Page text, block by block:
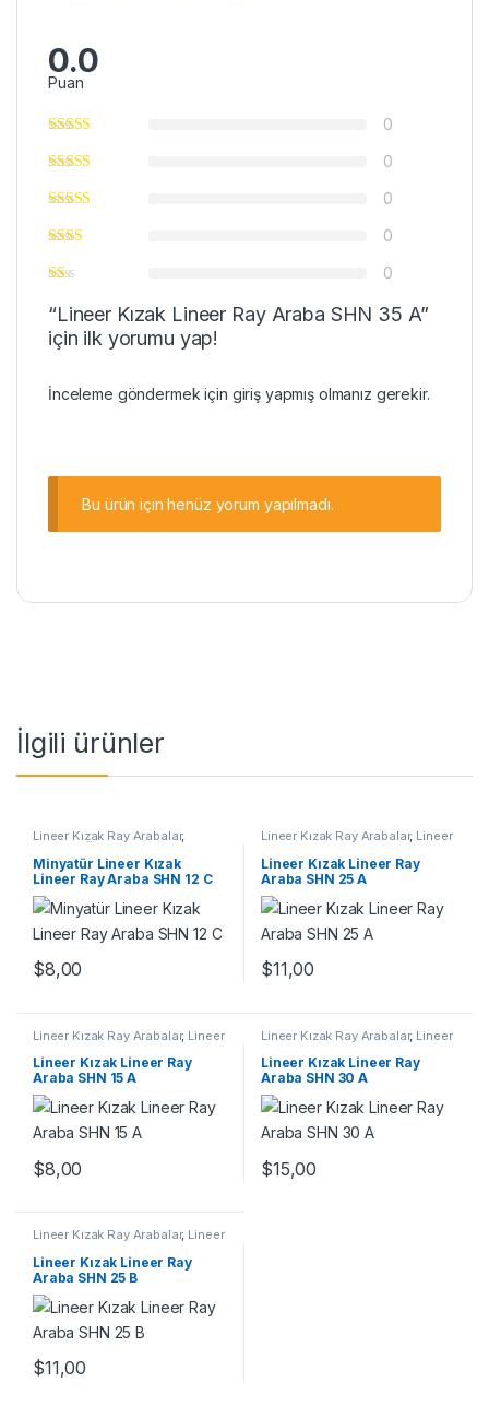
0.0
Puan
0
0
0
0
0
“Lineer Kızak Lineer Ray Araba SHN 35 A”
için ilk yorumu yap!
İnceleme göndermek için girişyapmış olmanız gerekir.
Bu ürün için henüz yorum yapılmadı.
İlgili ürünler
Lineer Kızak Ray Arabalar,
Ray Araba SHN C Serisi
Minyatür Lineer Kızak
Lineer Ray Araba SHN 12 C
$8,00
Lineer Kızak Ray Arabalar, Lineer
Ürünler, Ray ve Arabalar
Lineer Kızak Lineer Ray
Araba SHN 25 A
$11,00
Lineer Kızak Ray Arabalar, Lineer
Ray Araba SHN A Serisi Mekanik
Ürünler, Ray ve Arabalar
Lineer Kızak Lineer Ray
Araba SHN 15 A
$8,00
Lineer Kızak Ray Arabalar, Lineer
Ray Araba SHN A Serisi Mekanik
Ürünler, Ray ve Arabalar
Lineer Kızak Lineer Ray
Araba SHN 30 A
$15,00
Lineer Kızak Ray Arabalar, Lineer
Ürünler
Lineer Kızak Lineer Ray
Araba SHN 25 B
$11,00